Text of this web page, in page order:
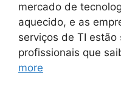
mercado de
aquecido, e as
serviços de TI
profissionais que
more